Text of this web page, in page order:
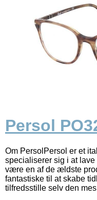
Persol
Om PersolPersol er et
specialiserer sig i at
være en af de ældste
fantastiske til at skabe
tilfredsstille selv den mes